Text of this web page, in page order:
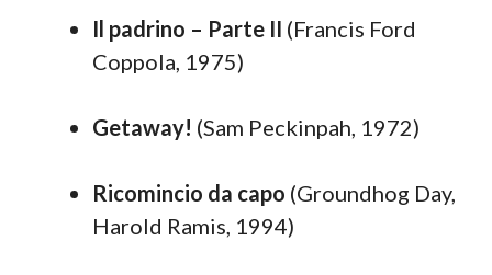
Il padrino – Parte II (Francis Ford
Coppola, 1975)
Getaway! (Sam Peckinpah, 1972)
Ricomincio da capo (Groundhog Day,
Harold Ramis, 1994)